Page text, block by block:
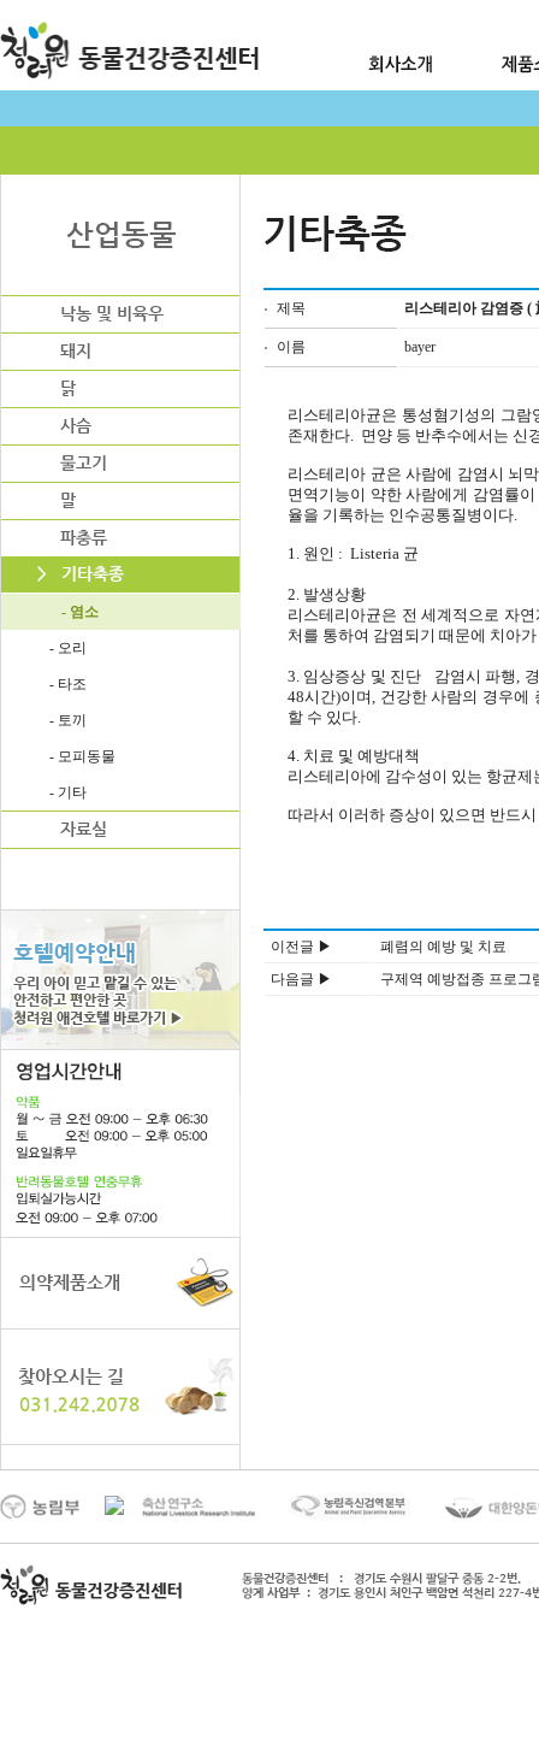
- 염소
- 오리
- 타조
- 토끼
- 모피동물
- 기타
제목 리스테리아 감염증 (
이름 bayer
리스테리아균은 통성혐기성의 그
존재한다. 면양 등 반추수에서는 신
리스테리아 균은 사람에 감염시 뇌
면역기능이 약한 사람에게 감염률
율을 기록하는 인수공통질병이다.
1. 원인 : Listeria 균
2. 발생상황
리스테리아균은 전 세계적으로 자
처를 통하여 감염되기 때문에 치아
3. 임상증상 및 진단 감염시 파행,
48시간)이며, 건강한 사람의 경우에
할 수 있다.
4. 치료 및 예방대책
리스테리아에 감수성이 있는 항균
따라서 이러하 증상이 있으면 반드
이전글 ▶
폐렴의 예방 및 치료
다음글 ▶
구제역 예방접종 프로그